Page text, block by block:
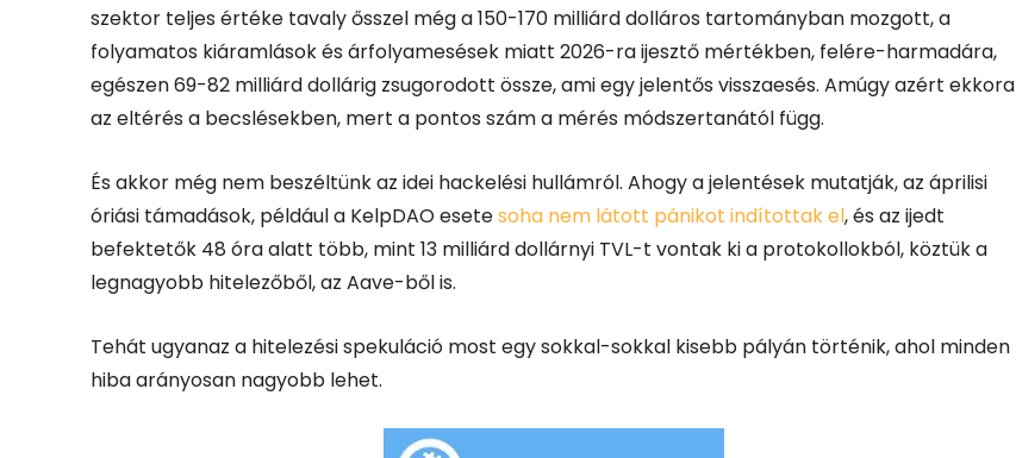
szektor teljes értéke tavaly ősszel még a 150-170 milliárd dolláros tartományban mozgott, a
folyamatos kiáramlások és árfolyamesések miatt 2026-ra ijesztő mértékben, felére-harmadára,
egészen 69-82 milliárd dollárig zsugorodott össze, ami egy jelentős visszaesés. Amúgy azért ekkora
az eltérés a becslésekben, mert a pontos szám a mérés módszertanától függ.
És akkor még nem beszéltünk az idei hackelési hullámról. Ahogy a jelentések mutatják, az áprilisi
óriási támadások, például a KelpDAO esetesoha nem látott pánikot indítottak el, és az ijedt
befektetők 48 óra alatt több, mint 13 milliárd dollárnyi TVL-t vontak ki a protokollokból, köztük a
legnagyobb hitelezőből, az Aave-ből is.
Tehát ugyanaz a hitelezési spekuláció most egy sokkal-sokkal kisebb pályán történik, ahol minden
hiba arányosan nagyobb lehet.